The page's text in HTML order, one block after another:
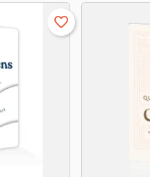
favorite_border